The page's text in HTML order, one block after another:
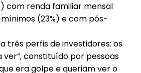
com renda familiar mensal
(23%) e com pós-
três perfis de investidores: os
ver”, constituído por pessoas
era golpe e queriam ver o